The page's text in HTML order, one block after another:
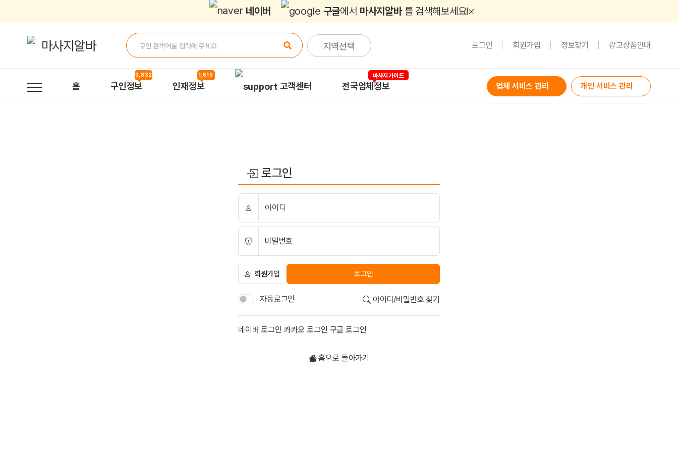
네이버 구글에서 마사지알바 를 검색해보세요!
지역선택 로그인 회원가입 정보찾기 광고상품안내
홈 구인정보
3,832
인재정보
1,619
고객센터 전국업체정보
마사지가이드
업체 서비스 관리 개인 서비스 관리
로그인
아이디
비밀번호
회원가입 로그인
자동로그인 아이디/비밀번호 찾기
소셜계정으로 로그인
네이버 로그인 카카오 로그인 구글 로그인
홈으로 돌아가기